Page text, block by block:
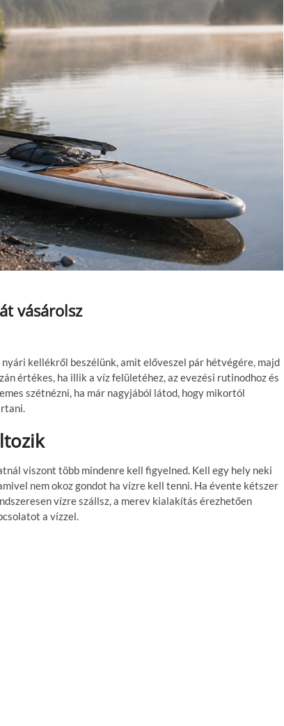
vásárolsz
kellékről beszélünk, amit előveszel pár hétvégére, majd
értékes, ha illik a víz felületéhez, az evezési rutinodhoz és
szétnézni, ha már nagyjából látod, hogy mikortól
viszont több mindenre kell figyelned. Kell egy hely neki
nem okoz gondot ha vízre kell tenni. Ha évente kétszer
vízre szállsz, a merev kialakítás érezhetően
a vízzel.